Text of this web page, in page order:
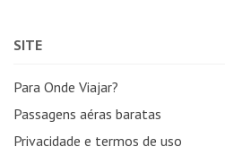
SITE
Para Onde Viajar?
Passagens aéras baratas
Privacidade e termos de uso